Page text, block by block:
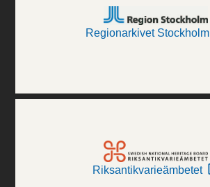
Regionarkivet Stockholm
Riksantikvarieämbetet